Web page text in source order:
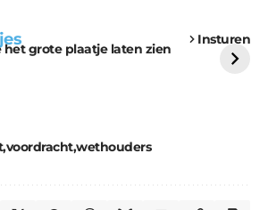
Insturen
het grote plaatje laten zien
uitdaging
voordrachtwethouders